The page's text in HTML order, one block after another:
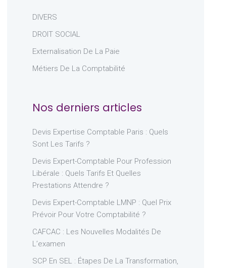
DIVERS
DROIT SOCIAL
Externalisation De La Paie
Métiers De La Comptabilité
Nos derniers articles
Devis Expertise Comptable Paris : Quels
Sont Les Tarifs ?
Devis Expert-Comptable Pour Profession
Libérale : Quels Tarifs Et Quelles
Prestations Attendre ?
Devis Expert-Comptable LMNP : Quel Prix
Prévoir Pour Votre Comptabilité ?
CAFCAC : Les Nouvelles Modalités De
L’examen
SCP En SEL : Étapes De La Transformation,